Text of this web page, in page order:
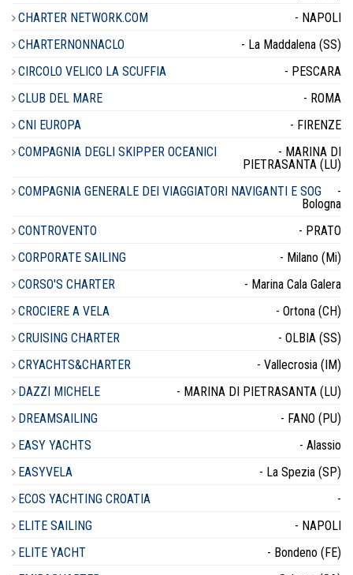
CHARTER NETWORK.COM
- NAPOLI
CHARTERNONNACLO
- La Maddalena (SS)
CIRCOLO VELICO LA SCUFFIA
- PESCARA
CLUB DEL MARE
- ROMA
CNI EUROPA
- FIRENZE
COMPAGNIA DEGLI SKIPPER OCEANICI
- MARINA DI
PIETRASANTA (LU)
COMPAGNIA GENERALE DEI VIAGGIATORI NAVIGANTI E SOG
-
Bologna
CONTROVENTO
- PRATO
CORPORATE SAILING
- Milano (Mi)
CORSO'S CHARTER
- Marina Cala Galera
CROCIERE A VELA
- Ortona (CH)
CRUISING CHARTER
- OLBIA (SS)
CRYACHTS&CHARTER
- Vallecrosia (IM)
DAZZI MICHELE
- MARINA DI PIETRASANTA (LU)
DREAMSAILING
- FANO (PU)
EASY YACHTS
- Alassio
EASYVELA
- La Spezia (SP)
ECOS YACHTING CROATIA
-
ELITE SAILING
- NAPOLI
ELITE YACHT
- Bondeno (FE)